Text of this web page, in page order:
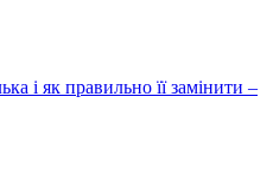
і як правильно її замінити –